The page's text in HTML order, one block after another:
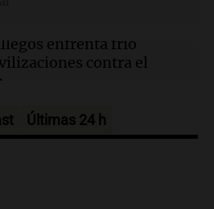
más emblemáticos de las
enfrenta frío
contra el
el Senado sobre
en Argentina
Últimas 24 h